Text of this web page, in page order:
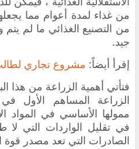
من غذاء لمدة أعوام مما
من التصنيع الغذائي ما لم
جيد.
إقرأ أيضاً: مشروع تجاري
فتأتي أهمية الزراعة من هذا
الزراعة المساهم الأول
ممولها الأساسي في المواد
في تقليل الواردات التي لا
الصادرات التي تعد مصدر قوة